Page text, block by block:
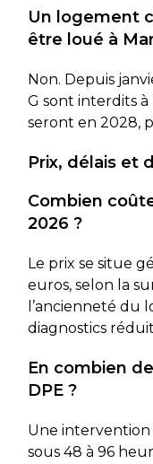
Un logement
être loué à
Non. Depuis
G sont interdits à
seront en 2028,
Prix, délais et
Combien
2026 ?
Le prix se situe
euros, selon la
l’ancienneté du
diagnostics
En combien
DPE ?
Une
sous 48 à 96